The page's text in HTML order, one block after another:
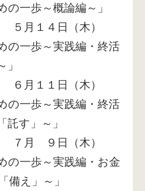
の一歩～概論編～」
５月１４日（木）
の一歩～実践編・終活
」
６月１１日（木）
の一歩～実践編・終活
託す」～」
７月 ９日（木）
の一歩～実践編・お金
備え」～」